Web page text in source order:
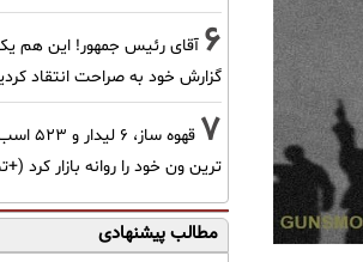
6 آقای رئیس جمهور! این هم
گزارش خود به صراحت انتقاد
7
قهوه
ترین ون خود را روانه بازار کرد
مطالب پیشنهادی